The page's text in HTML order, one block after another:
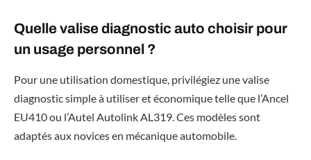
Quelle valise diagnostic auto choisir pour
un usage personnel ?
Pour une utilisation domestique, privilégiez une valise
diagnostic simple à utiliser et économique telle que l’Ancel
EU410 ou l’Autel Autolink AL319. Ces modèles sont
adaptés aux novices en mécanique automobile.